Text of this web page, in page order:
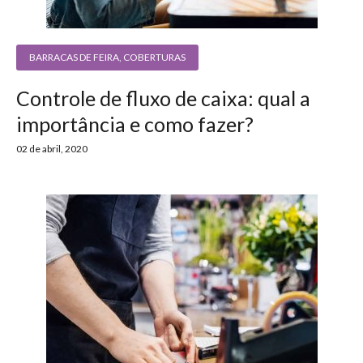
BARRACAS DE FEIRA COBERTURAS
Controle de fluxo de caixa: qual a
importância e como fazer?
02 de abril, 2020